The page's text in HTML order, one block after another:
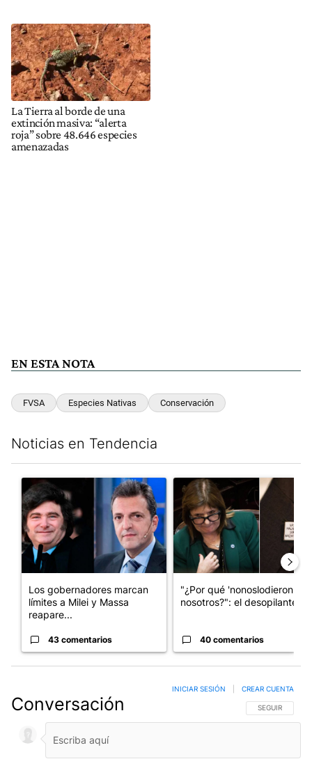
La Tierra al borde de una
extinción masiva: “alerta
roja” sobre 48.646 especies
amenazadas
EN ESTA NOTA
FVSA Especies Nativas Conservación
Noticias en Tendencia
Un artículo de tendencia con el título "Los gobernadores
Los gobernadores marcan
límites a Milei y Massa
reapare...
43 comentarios
Un artículo de tendencia con
"¿Por qué 'nonoslodieron' a
nosotros?": el desopilante ...
40 comentarios
Conversación SIGA ESTA
SEGUIR
INICIAR SESIÓN CREAR CUENTA